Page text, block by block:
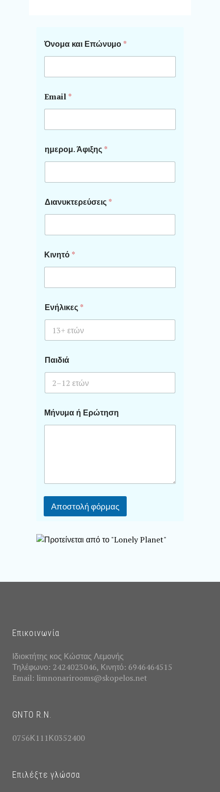
Όνομα και Επώνυμο *
Email *
ημερομ. Άφιξης *
Διανυκτερεύσεις *
Κινητό *
Ενήλικες *
Παιδιά
Μήνυμα ή Ερώτηση
Αποστολή φόρμας
Επικοινωνία
Ιδιοκτήτης κος Κώστας Λεμονής
Τηλέφωνο: 2424023046, Κινητό: 6946464515
Email: limnonarirooms@skopelos.net
GNTO R.N.
0756Κ111Κ0352400
Επιλέξτε γλώσσα